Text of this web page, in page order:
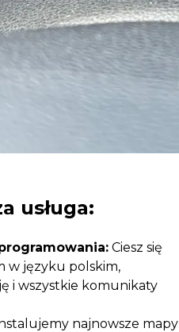
usługa:
Ciesz się
w języku polskim,
i wszystkie komunikaty
najnowsze mapy